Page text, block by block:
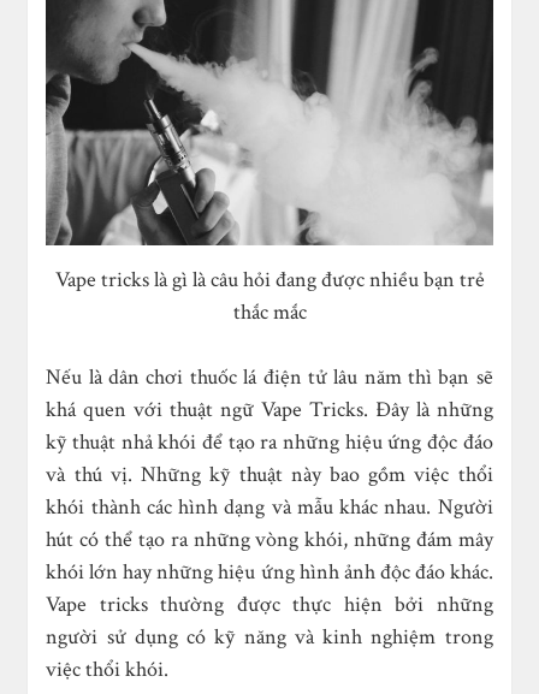
Vape tricks là gì là câu hỏi đang được nhiều bạn trẻ
thắc mắc
Nếu là dân chơi thuốc lá điện tử lâu năm thì bạn sẽ
khá quen với thuật ngữ Vape Tricks. Đâylà những
kỹ thuật nhả khói để tạo ra những hiệu ứng độc đáo
và thú vị. Những kỹ thuật này bao gồm việc thổi
khói thành các hình dạng và mẫu khác nhau. Người
hút có thể tạo ra những vòng khói, những đám mây
khói lớn hay những hiệu ứng hình ảnh độc đáo khác.
Vape tricks thường được thực hiện bởi những
người sử dụng có kỹ năng và kinh nghiệm trong
việc thổi khói.